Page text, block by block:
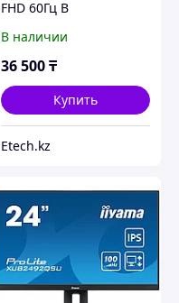
FHD 60Гц B
В наличии
36 500₸
Купить
Etech.kz